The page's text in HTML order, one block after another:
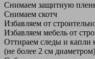
Снимаем защитную
Снимаем скотч
Избавляем от
Избавляем мебель от
Оттираем следы и капли
(не более 2 см диаметром)